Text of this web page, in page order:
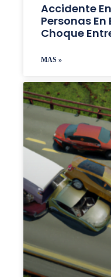
Accidente
Personas
Choque
MAS »